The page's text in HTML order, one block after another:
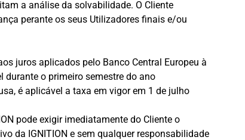
a análise da solvabilidade. O Cliente
perante os seus Utilizadores finais e/ou
juros aplicados pelo Banco Central Europeu à
durante o primeiro semestre do ano
é aplicável a taxa em vigor em 1 de julho
pode exigir imediatamente do Cliente o
da IGNITION e sem qualquer responsabilidade